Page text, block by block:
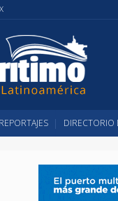
REPORTAJES DIRECTORIO